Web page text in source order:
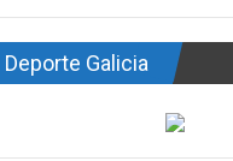
Deporte Galicia